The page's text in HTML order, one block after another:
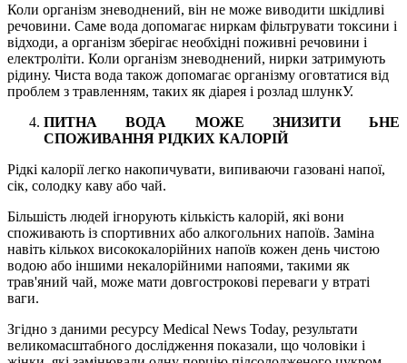
Коли організм зневоднений, він не може виводити шкідливі
речовини. Саме вода допомагає ниркам фільтрувати токсини і
відходи, а організм зберігає необхідні поживні речовини і
електроліти. Коли організм зневоднений, нирки затримують
рідину. Чиста вода також допомагає організму оговтатися від
проблем з травленням, таких як діарея і розлад шлункУ.
ПИТНА ВОДА МОЖЕ ЗНИЗИТИ ЬНЕ
СПОЖИВАННЯ РІДКИХ КАЛОРІЙ
Рідкі калорії легко накопичувати, випиваючи газовані напої,
сік, солодку каву або чай.
Більшість людей ігнорують кількість калорій, які вони
споживають із спортивних або алкогольних напоїв. Заміна
навіть кількох висококалорійних напоїв кожен день чистою
водою або іншими некалорійними напоями, такими як
трав'яний чай, може мати довгострокові переваги у втраті
ваги.
Згідно з даними ресурсу Medical News Today, результати
великомасштабного дослідження показали, що чоловіки і